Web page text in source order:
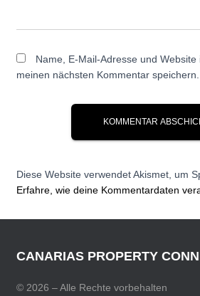
Name, E-Mail-Adresse und
meinen nächsten Kommentar speichern.
Diese Website verwendet Akismet, um
Erfahre, wie deine Kommentardaten
CANARIAS PROPERTY
© 2026 – Alle Rechte vorbehalten